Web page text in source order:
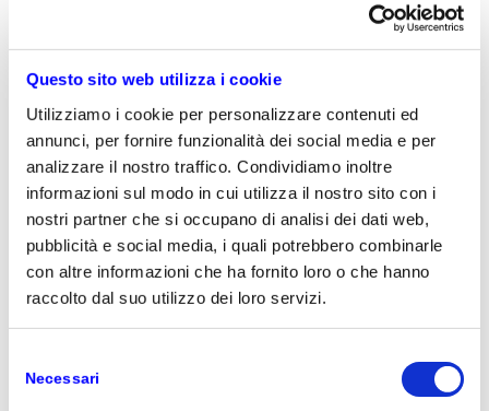
Questo sito web utilizza i cookie
Utilizziamo i cookie per personalizzare contenuti ed
annunci, per fornire funzionalità dei social media e per
analizzare il nostro traffico. Condividiamo inoltre
informazioni sul modo in cui utilizza il nostro sito con i
nostri partner che si occupano di analisi dei dati web,
pubblicità e social media, i quali potrebbero combinarle
con altre informazioni che ha fornito loro o che hanno
raccolto dal suo utilizzo dei loro servizi.
delNecessari
settori. Siamo certi che insieme costruiremo
dichiara Fabio Falaschi, Direzione Software e
Servizi di Var Group.
“Nella visione di Microsoft l’ecosistema dei
Partner gioca un ruolo strategico per
raggiungere le aziende e offrire consulenza
del livello di Var Group e NTT possa